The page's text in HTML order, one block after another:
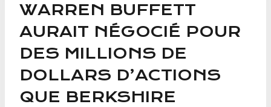
WARREN BUFFETT
AURAIT NÉGOCIÉ POUR
DES MILLIONS DE
DOLLARS D’ACTIONS
QUE BERKSHIRE